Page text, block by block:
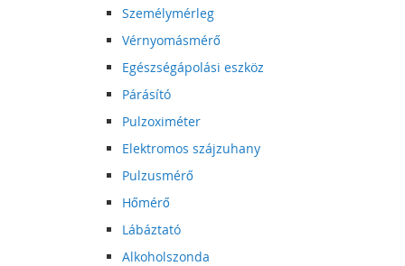
Személymérleg
Vérnyomásmérő
Egészségápolási eszköz
Párásító
Pulzoximéter
Elektromos szájzuhany
Pulzusmérő
Hőmérő
Lábáztató
Alkoholszonda